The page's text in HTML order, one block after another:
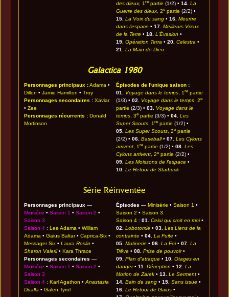
des dieux , 1re partie (1/2) •14. La
Guerre des dieux , 2e partie (2/2) •
15. La Voix du sang •16. Meurtre
dans l'espace •17. Meilleurs Vœux
de la Terre •18. L'Évasion •
19. Opération Terra •20. Celestra •
21.
La Main de Dieu
Galactica 1980
Personnages principaux : Adama •
Dillon •Jamie Hamilton •Troy
Personnages secondaires : Xaviar
•Zee
Personnages récurrents : Donald
Mortinson
Épisodes de l'unique saison :
01.
Voyage dans le temps , 1re partie
(1/3) •02. Voyage dans le temps , 2e
partie (2/3) •03.
Voyage dans le
temps , 3e partie (3/3) •04. Les
Super Scouts , 1re partie (1/2) •
05. Les Super Scouts , 2e partie
(2/2) •06. Baseball•07. Les Cylons
arrivent , 1re partie (1/2) •08. Les
Cylons arrivent , 2e partie (2/2) •
09. Les Moissons de l'espace •
10. Le Retour de Starbuck
Série Réinventée
Personnages principaux —
Minisérie •Saison 1 •Saison 2 •
Saison 3
Saison 4 :Lee Adama •William
Adama •Gaius Baltar•Caprica-Six •
Messager Six •Laura Roslin •
Sharon Valerii•Kara Thrace
Personnages secondaires —
Minisérie •Saison 1 •Saison 2 •
Saison 3
Saison 4 :Karl Agathon •Anastasia
Dualla •Galen Tyrol
Épisodes —Minisérie •Saison 1 •
Saison 2 •Saison 3
Saison 4 :01. Celui qui croit en moi•
02.
Lobotomie •03. Les Liens de la
contrainte •04. La Fuite •
05. Mutinerie •06. La Foi•07. La
Trêve •08. Prise de pouvoir•
09. Plan d'attaque •10. Otages en
danger•11. Déception •12.
La
Motion de Zarek •13. Le Serment •
14. Bain de sang •15. Sans issue •
16. Le Retour de Gaius •